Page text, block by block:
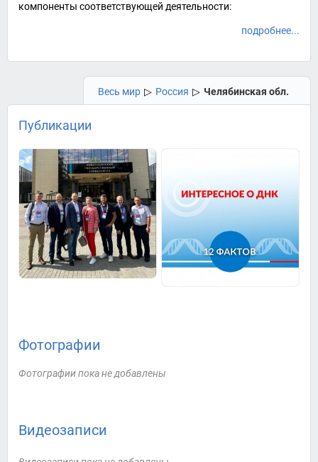
компоненты соответствующей деятельности:
подробнее...
Весь мир ▷ Россия ▷ Челябинская обл.
Публикации
Фотографии
Фотографии пока не добавлены
Видеозаписи